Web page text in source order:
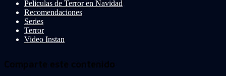
Peliculas de Terror en Navidad
Recomendaciones
Series
Terror
Video Instan
Comparte este contenido